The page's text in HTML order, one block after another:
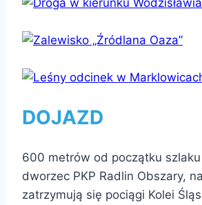
DOJAZD
600 metrów od początku
dworzec PKP Radlin Obszary,
zatrzymują się pociągi Kolei